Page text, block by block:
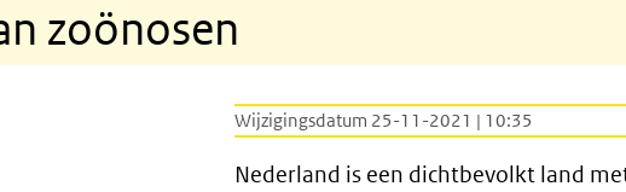
zoönosen
Wijzigingsdatum 25-11-2021 | 10:35
Nederland is een dichtbevolkt land